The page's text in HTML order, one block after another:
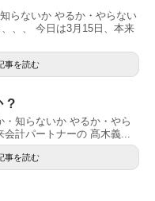
らないか やるか・やらない
、、 今日は3月15日、本来
事を読む
?
・知らないか やるか・やら
会計パートナーの 髙木義...
事を読む